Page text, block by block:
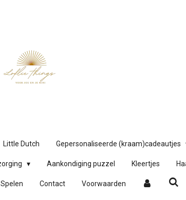
Little Dutch Gepersonaliseerde (kraam)cadeautjes
Aankondiging puzzel Kleertjes
Contact Voorwaarden